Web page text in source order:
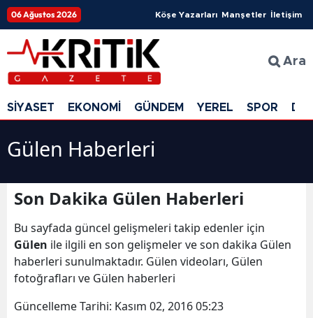
06 Ağustos 2026 Köşe Yazarları Manşetler İletişim
Ara
SİYASET EKONOMİ GÜNDEM YEREL SPOR
Gülen Haberleri
Son Dakika Gülen Haberleri
Bu sayfada güncel gelişmeleri takip edenler için
Gülen ile ilgili en son gelişmeler ve son dakika Gülen
haberleri sunulmaktadır. Gülen videoları, Gülen
fotoğrafları ve Gülen haberleri
Güncelleme Tarihi: Kasım 02, 2016 05:23